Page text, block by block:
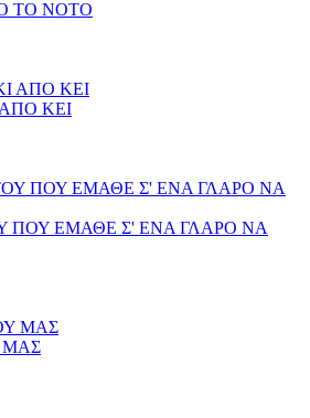
ΤΟ ΝΟΤΟ
ΚΕΙ
ΠΟΥ ΕΜΑΘΕ Σ' ΕΝΑ ΓΛΑΡΟ ΝΑ
ΜΑΣ